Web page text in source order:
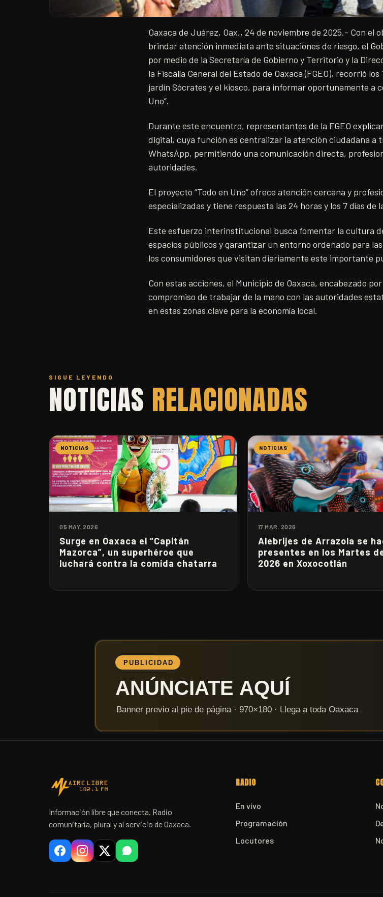
Oaxaca de Juárez, Oax., 24 de noviembre de 2025.- Con el
brindar atención inmediata ante situaciones de riesgo, el
por medio de la Secretaría de Gobierno y Territorio y la
la Fiscalía General del Estado de Oaxaca (FGEO), recorrió
jardín Sócrates y el kiosco, para informar oportunamente a
Uno”.
Durante este encuentro, representantes de la FGEO
digital, cuya función es centralizar la atención ciudadana a
WhatsApp, permitiendo una comunicación directa,
autoridades.
El proyecto “Todo en Uno” ofrece atención cercana y
especializadas y tiene respuesta las 24 horas y los 7 días de
Este esfuerzo interinstitucional busca fomentar la cultura
espacios públicos y garantizar un entorno ordenado para
los consumidores que visitan diariamente este importante
Con estas acciones, el Municipio de Oaxaca, encabezado
compromiso de trabajar de la mano con las autoridades
en estas zonas clave para la economía local.
SIGUE LEYENDO
NOTICIAS RELACIONADAS
NOTICIAS
05 MAY. 2026
Surge en Oaxaca el “Capitán
Mazorca”, un superhéroe que
luchará contra la comida chatarra
NOTICIAS
17 MAR. 2026
Alebrijes de Arrazola se
presentes en los Martes
2026 en Xoxocotlán
Información libre que conecta. Radio
comunitaria, plural y al servicio de Oaxaca.
RADIO
En vivo
Programación
Locutores